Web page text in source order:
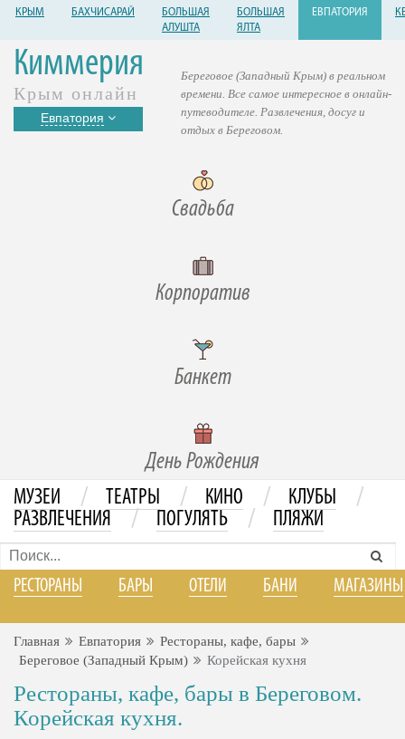
КРЫМ БАХЧИСАРАЙ
БОЛЬШАЯ
АЛУШТА
БОЛЬШАЯ
ЯЛТА
ЕВПАТОРИЯ
Киммерия
Крым онлайн
Евпатория
Свадьба
Корпоратив
Банкет
День Рождения
Береговое (Западный Крым) в реальном
времени. Все самое интересное в онлайн-
путеводителе. Развлечения, досуг и
отдых в Береговом.
МУЗЕИ / ТЕАТРЫ / КИНО / КЛУБЫ /
РАЗВЛЕЧЕНИЯ / ПОГУЛЯТЬ / ПЛЯЖИ
РЕСТОРАНЫ БАРЫ ОТЕЛИ БАНИ МАГАЗИНЫ
Главная Евпатория
Рестораны, кафе, бары
Береговое (Западный Крым)
Корейская кухня
Рестораны, кафе, бары в Береговом.
Корейская кухня.